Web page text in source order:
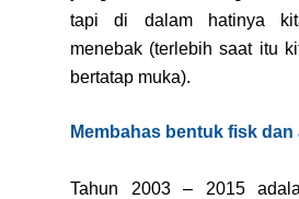
tapi di dalam hatinya
menebak (terlebih saat itu
bertatap muka).
Membahas bentuk fisk
Tahun 2003 – 2015